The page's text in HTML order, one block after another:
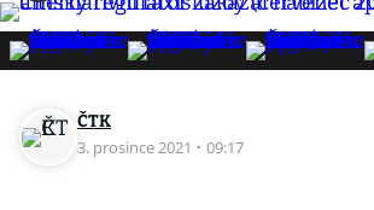
ČTK
3. prosince 2021 · 09:17